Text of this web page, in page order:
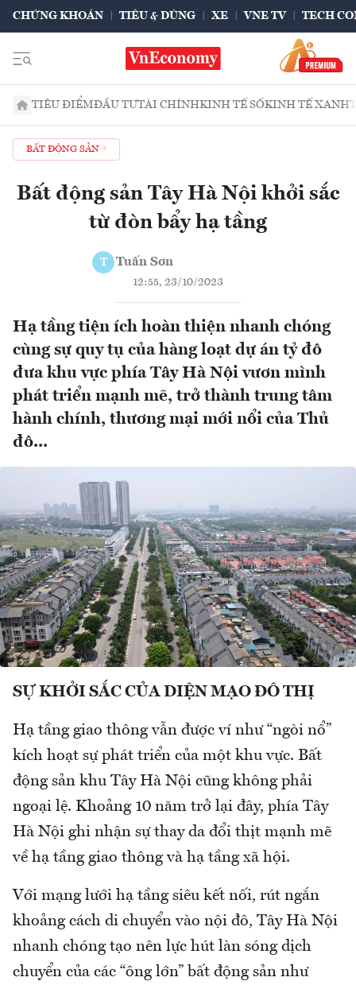
CHỨNG KHOÁN TIÊU & DÙNG XE VNE TV TECH
TIÊU ĐIỂMĐẦU TƯTÀI CHÍNHKINH TẾ SỐKINH TẾ XANH
BẤT ĐỘNG SẢN
Bất động sản Tây Hà Nội khởi sắc
từ đòn bẩy hạ tầng
T Tuấn Sơn
12:55, 23/10/2023
Hạ tầng tiện ích hoàn thiện nhanh chóng
cùng sự quy tụ của hàng loạt dự án tỷ đô
đưa khu vực phía Tây Hà Nội vươn mình
phát triển mạnh mẽ, trở thành trung tâm
hành chính, thương mại mới nổi của Thủ
đô...
SỰ KHỞI SẮC CỦA DIỆN MẠO ĐÔ THỊ
Hạ tầng giao thông vẫn được ví như “ngòi nổ”
kích hoạt sự phát triển của một khu vực. Bất
động sản khu Tây Hà Nội cũng không phải
ngoại lệ. Khoảng 10 năm trở lại đây, phía Tây
Hà Nội ghi nhận sự thay da đổi thịt mạnh mẽ
về hạ tầng giao thông và hạ tầng xã hội.
Với mạng lưới hạ tầng siêu kết nối, rút ngắn
khoảng cách di chuyển vào nội đô, Tây Hà Nội
nhanh chóng tạo nên lực hút làn sóng dịch
chuyển của các “ông lớn” bất động sản như